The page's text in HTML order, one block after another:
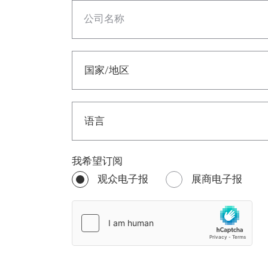
公司名称
我希望订阅
观众电子报
展商电子报